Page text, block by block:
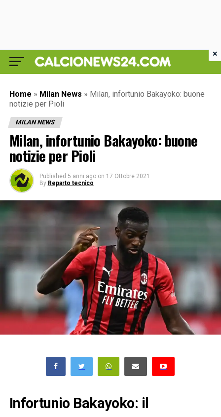
Home » Milan News » Milan, infortunio Bakayoko: buone
notizie per Pioli
MILAN NEWS
Milan, infortunio Bakayoko: buone
notizie per Pioli
Published 5 anni ago on 17 Ottobre 2021
By Reparto tecnico
Infortunio Bakayoko: il
×